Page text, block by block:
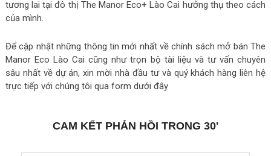
tương lai tại đô thị The Manor Eco+ Lào Cai hưởng thụ theo cách
của mình.
Để cập nhật những thông tin mới nhất về chính sách mở bán The
Manor Eco Lào Cai cũng như trọn bộ tài liệu và tư vấn chuyên
sâu nhất về dự án, xin mời nhà đầu tư và quý khách hàng liên hệ
trực tiếp với chúng tôi qua form dưới đây
CAM KẾT PHẢN HỒI TRONG 30'